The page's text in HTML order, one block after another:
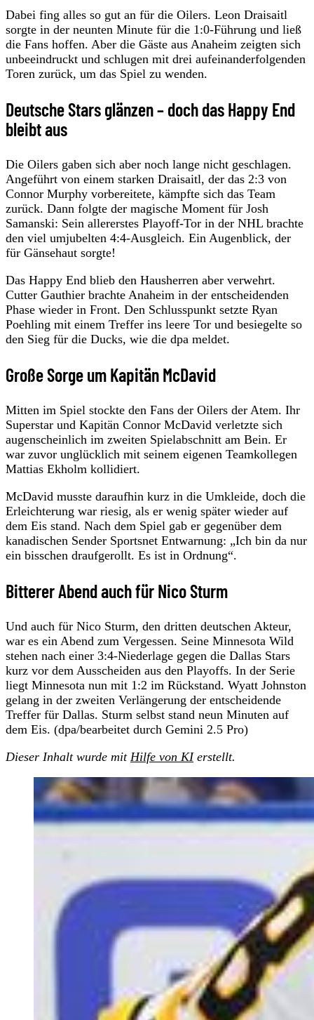
Dabei fing alles so gut an für die Oilers. Leon Draisaitl
sorgte in der neunten Minute für die 1:0-Führung und ließ
die Fans hoffen. Aber die Gäste aus Anaheim zeigten sich
unbeeindruckt und schlugen mit drei aufeinanderfolgenden
Toren zurück, um das Spiel zu wenden.
Deutsche Stars glänzen – doch das Happy End
bleibt aus
Die Oilers gaben sich aber noch lange nicht geschlagen.
Angeführt von einem starken Draisaitl, der das 2:3 von
Connor Murphy vorbereitete, kämpfte sich das Team
zurück. Dann folgte der magische Moment für Josh
Samanski: Sein allererstes Playoff-Tor in der NHL brachte
den viel umjubelten 4:4-Ausgleich. Ein Augenblick, der
für Gänsehaut sorgte!
Das Happy End blieb den Hausherren aber verwehrt.
Cutter Gauthier brachte Anaheim in der entscheidenden
Phase wieder in Front. Den Schlusspunkt setzte Ryan
Poehling mit einem Treffer ins leere Tor und besiegelte so
den Sieg für die Ducks, wie die dpa meldet.
Große Sorge um Kapitän McDavid
Mitten im Spiel stockte den Fans der Oilers der Atem. Ihr
Superstar und Kapitän Connor McDavid verletzte sich
augenscheinlich im zweiten Spielabschnitt am Bein. Er
war zuvor unglücklich mit seinem eigenen Teamkollegen
Mattias Ekholm kollidiert.
McDavid musste daraufhin kurz in die Umkleide, doch die
Erleichterung war riesig, als er wenig später wieder auf
dem Eis stand. Nach dem Spiel gab er gegenüber dem
kanadischen Sender Sportsnet Entwarnung: „Ich bin da nur
ein bisschen draufgerollt. Es ist in Ordnung“.
Bitterer Abend auch für Nico Sturm
Und auch für Nico Sturm, den dritten deutschen Akteur,
war es ein Abend zum Vergessen. Seine Minnesota Wild
stehen nach einer 3:4-Niederlage gegen die Dallas Stars
kurz vor dem Ausscheiden aus den Playoffs. In der Serie
liegt Minnesota nun mit 1:2 im Rückstand. Wyatt Johnston
gelang in der zweiten Verlängerung der entscheidende
Treffer für Dallas. Sturm selbst stand neun Minuten auf
dem Eis. (dpa/bearbeitet durch Gemini 2.5 Pro)
Dieser Inhalt wurde mit Hilfe von KIerstellt.